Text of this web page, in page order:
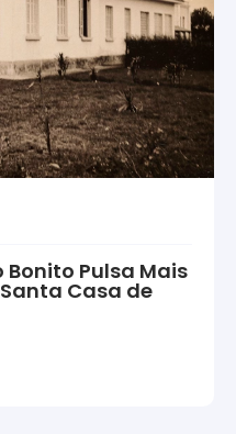
Pulsa Mais
Casa de